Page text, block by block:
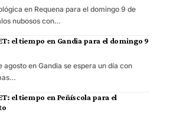
en Requena para el domingo 9 de
nubosos con…
el tiempo en Gandia para el domingo 9
agosto en Gandia se espera un día con
el tiempo en Peñíscola para el